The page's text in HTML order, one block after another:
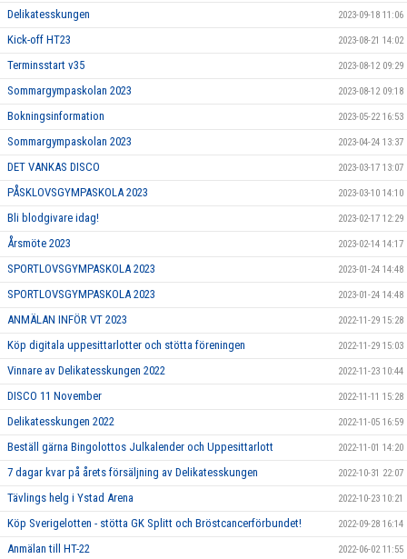
Delikatesskungen 2023-09-18 11:06
Kick-off HT23 2023-08-21 14:02
Terminsstart v35 2023-08-12 09:29
Sommargympaskolan 2023 2023-08-12 09:18
Bokningsinformation 2023-05-22 16:53
Sommargympaskolan 2023 2023-04-24 13:37
DET VANKAS DISCO 2023-03-17 13:07
PÅSKLOVSGYMPASKOLA 2023 2023-03-10 14:10
Bli blodgivare idag! 2023-02-17 12:29
Årsmöte 2023 2023-02-14 14:17
SPORTLOVSGYMPASKOLA 2023 2023-01-24 14:48
SPORTLOVSGYMPASKOLA 2023 2023-01-24 14:48
ANMÄLAN INFÖR VT 2023 2022-11-29 15:28
Köp digitala uppesittarlotter och stötta föreningen 2022-11-29 15:03
Vinnare av Delikatesskungen 2022 2022-11-23 10:44
DISCO 11 November 2022-11-11 15:28
Delikatesskungen 2022 2022-11-05 16:59
Beställ gärna Bingolottos Julkalender och Uppesittarlott 2022-11-01 14:20
7 dagar kvar på årets försäljning av Delikatesskungen 2022-10-31 22:07
Tävlings helg i Ystad Arena 2022-10-23 10:21
Köp Sverigelotten - stötta GK Splitt och Bröstcancerförbundet! 2022-09-28 16:14
Anmälan till HT-22 2022-06-02 11:55